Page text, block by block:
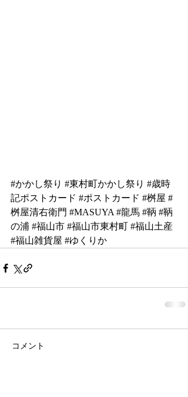
#かかし祭り #東村町かかし祭り #歳時
記ポストカード #ポストカード #桝屋 #
桝屋清右衛門 #MASUYA #龍馬 #鞆 #鞆
の浦 #福山市 #福山市東村町 #福山土産
#福山雑貨屋 #ゆくりか
コメント